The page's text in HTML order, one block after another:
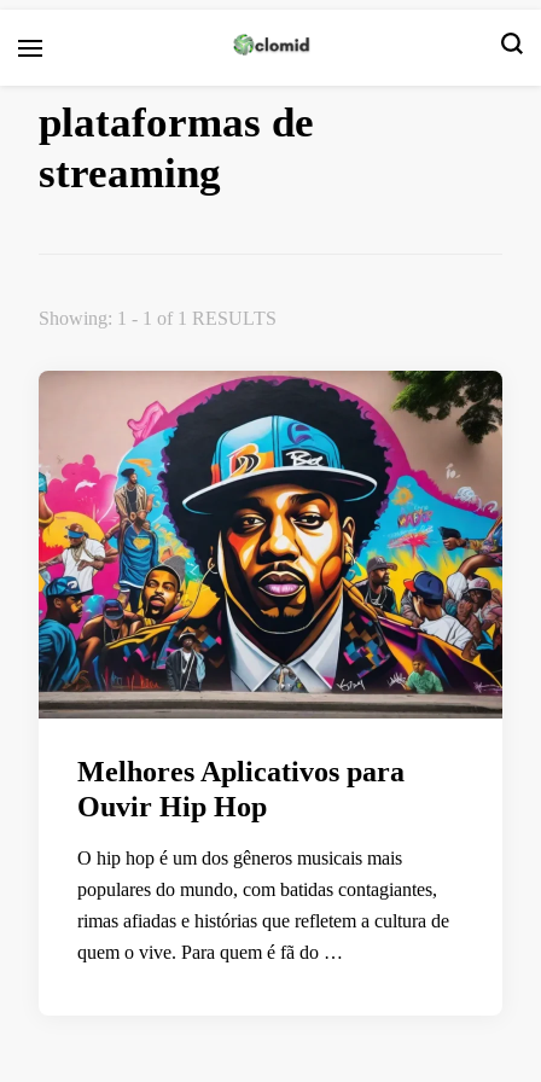
plataformas de
streaming
Showing: 1 - 1 of 1 RESULTS
Melhores Aplicativos para
Ouvir Hip Hop
O hip hop é um dos gêneros musicais mais
populares do mundo, com batidas contagiantes,
rimas afiadas e histórias que refletem a cultura de
quem o vive. Para quem é fã do …